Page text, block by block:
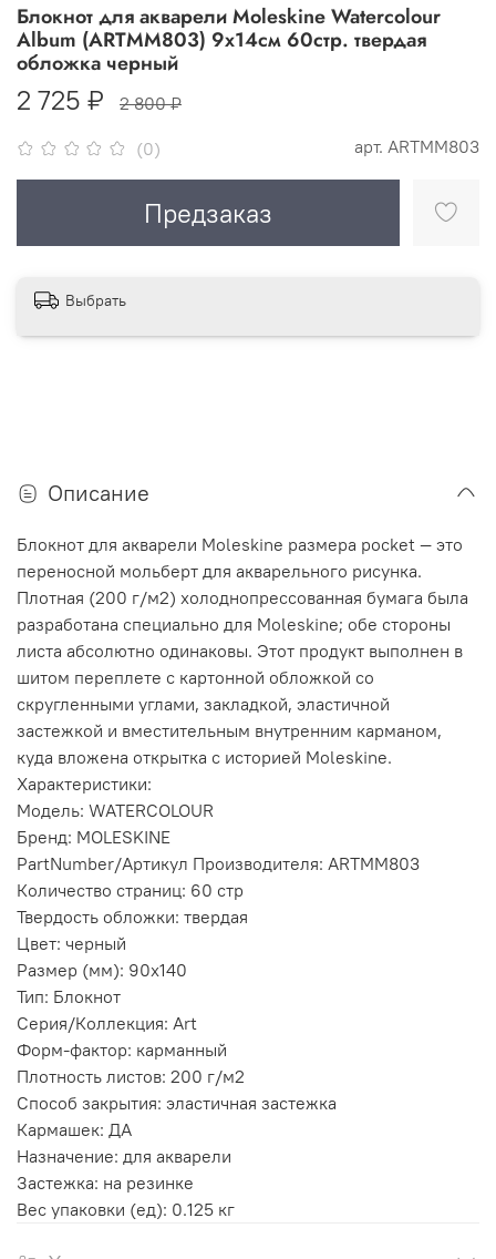
(0) арт. ARTMM803
Блокнот для акварели Moleskine Watercolour
Album (ARTMM803) 9x14см 60стр. твердая
обложка черный
2 725 ₽ 2 800 ₽
Предзаказ
Выбрать
Описание
Блокнот для акварели Moleskine размера pocket — это
переносной мольберт для акварельного рисунка.
Плотная (200 г/м2) холоднопрессованная бумага была
разработана специально для Moleskine; обе стороны
листа абсолютно одинаковы. Этот продукт выполнен в
шитом переплете с картонной обложкой со
скругленными углами, закладкой, эластичной
застежкой и вместительным внутренним карманом,
куда вложена открытка с историей Moleskine.
Характеристики:
Модель: WATERCOLOUR
Бренд: MOLESKINE
PartNumber/Артикул Производителя: ARTMM803
Количество страниц: 60 стр
Твердость обложки: твердая
Цвет: черный
Размер (мм): 90x140
Тип: Блокнот
Серия/Коллекция: Art
Форм-фактор: карманный
Плотность листов: 200 г/м2
Способ закрытия: эластичная застежка
Кармашек: ДА
Назначение: для акварели
Застежка: на резинке
Вес упаковки (ед): 0.125 кг